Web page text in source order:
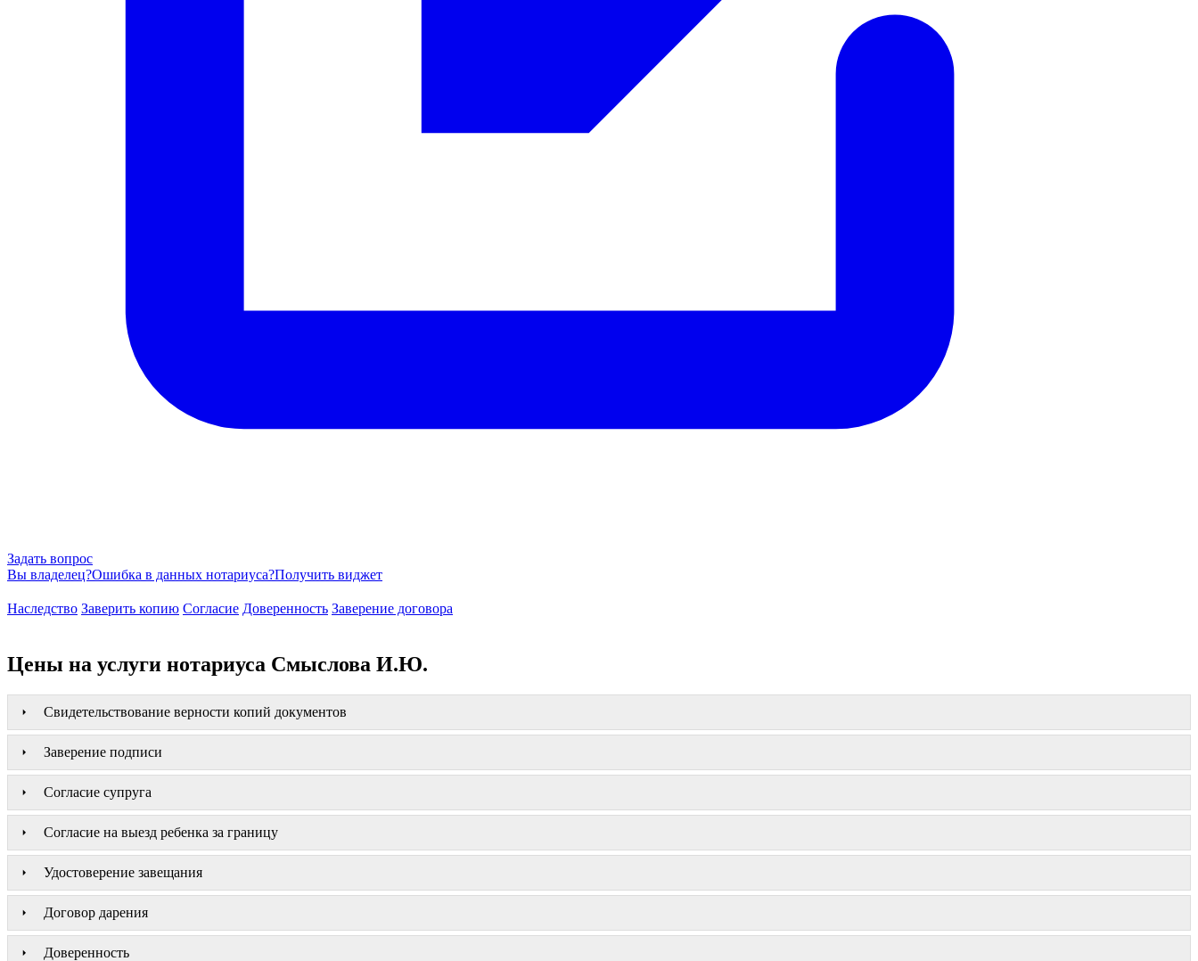
Задать вопрос
Вы владелец?Ошибка в данных нотариуса?Получить виджет
Наследство Заверить копию Согласие Доверенность Заверение договора
Цены на услуги нотариуса Смыслова И.Ю.
Свидетельствование верности копий документов
Заверение подписи
Согласие супруга
Согласие на выезд ребенка за границу
Удостоверение завещания
Договор дарения
Доверенность